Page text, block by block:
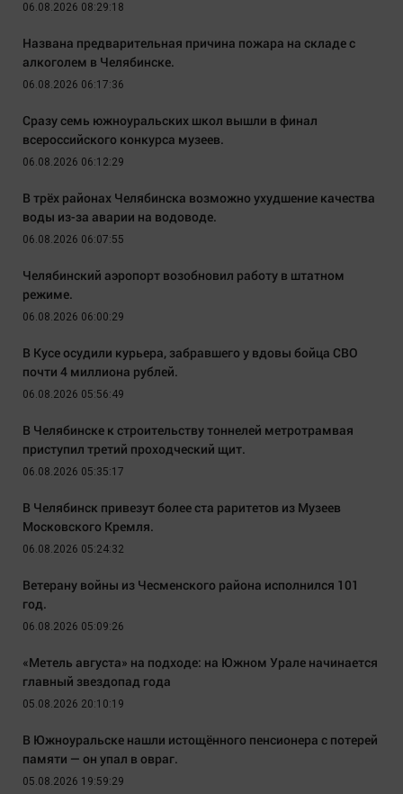
06.08.2026 08:29:18
Названа предварительная причина пожара на складе с
алкоголем в Челябинске.
06.08.2026 06:17:36
Сразу семь южноуральских школ вышли в финал
всероссийского конкурса музеев.
06.08.2026 06:12:29
В трёх районах Челябинска возможно ухудшение качества
воды из-за аварии на водоводе.
06.08.2026 06:07:55
Челябинский аэропорт возобновил работу в штатном
режиме.
06.08.2026 06:00:29
В Кусе осудили курьера, забравшего у вдовы бойца СВО
почти 4 миллиона рублей.
06.08.2026 05:56:49
В Челябинске к строительству тоннелей метротрамвая
приступил третий проходческий щит.
06.08.2026 05:35:17
В Челябинск привезут более ста раритетов из Музеев
Московского Кремля.
06.08.2026 05:24:32
Ветерану войны из Чесменского района исполнился 101
год.
06.08.2026 05:09:26
«Метель августа» на подходе: на Южном Урале начинается
главный звездопад года
05.08.2026 20:10:19
В Южноуральске нашли истощённого пенсионера с потерей
памяти — он упал в овраг.
05.08.2026 19:59:29